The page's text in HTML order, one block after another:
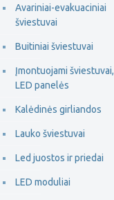
Avariniai-evakuaciniai
šviestuvai
Buitiniai šviestuvai
Įmontuojami šviestuvai,
LED panelės
Kalėdinės girliandos
Lauko šviestuvai
Led juostos ir priedai
LED moduliai